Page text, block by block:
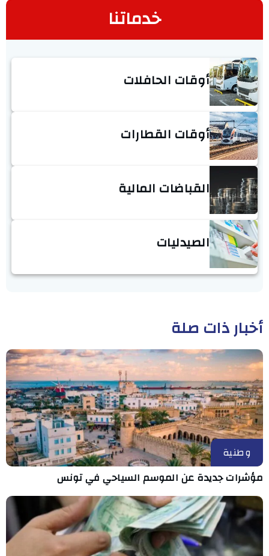
خدماتنا
أوقات الحافلات
أوقات القطارات
القباضات المالية
الصيدليات
أخبار ذات صلة
وطنية
مؤشرات جديدة عن الموسم السياحي في تونس